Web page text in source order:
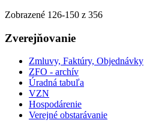
Zobrazené 126-150 z 356
Zverejňovanie
Zmluvy, Faktúry, Objednávky
ZFO - archív
Úradná tabuľa
VZN
Hospodárenie
Verejné obstarávanie